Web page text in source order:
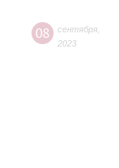
08 сентября
2023